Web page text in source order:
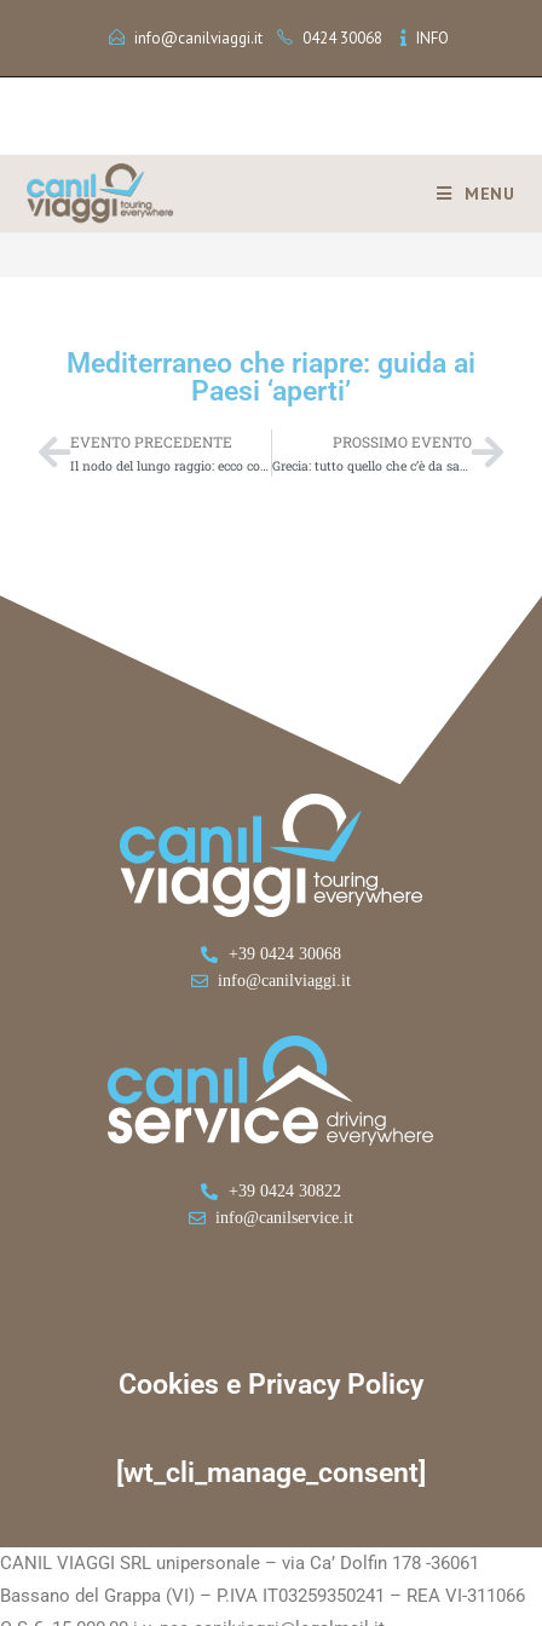
info@canilviaggi.it 0424 30068 INFO
MENU
> Mediterraneo che riapre: guida ai Paesi ‘aperti’
Mediterraneo che riapre: guida ai
Paesi ‘aperti’
EVENTO PRECEDENTE
Il nodo del lungo raggio: ecco come i vettori dovranno modificare l’impostazione
PROSSIMO EVENTO
Grecia: tutto quello che c’è da sapere per la riapertura ai turisti
+39 0424 30068
info@canilviaggi.it
+39 0424 30822
info@canilservice.it
Cookies e Privacy Policy
[wt_cli_manage_consent]
CANIL VIAGGI SRL unipersonale – via Ca’ Dolfin 178 -36061
Bassano del Grappa (VI) – P.IVA IT03259350241 – REA VI-311066